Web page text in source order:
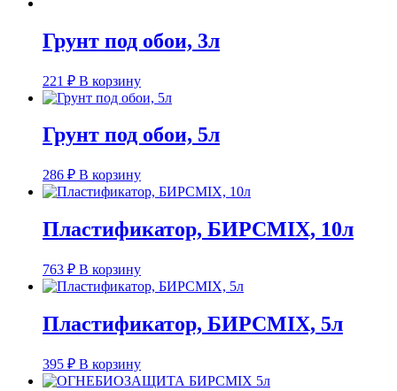
Грунт под обои, 3л
221 ₽ В корзину
Грунт под обои, 5л
286 ₽ В корзину
Пластификатор, БИРСMIX, 10л
763 ₽ В корзину
Пластификатор, БИРСMIX, 5л
395 ₽ В корзину